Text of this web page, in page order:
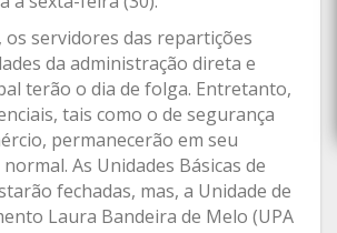
os servidores das repartições
da administração direta e
terão o dia de folga. Entretanto,
tais como o de segurança
permanecerão em seu
As Unidades Básicas de
fechadas, mas, a Unidade de
Laura Bandeira de Melo (UPA